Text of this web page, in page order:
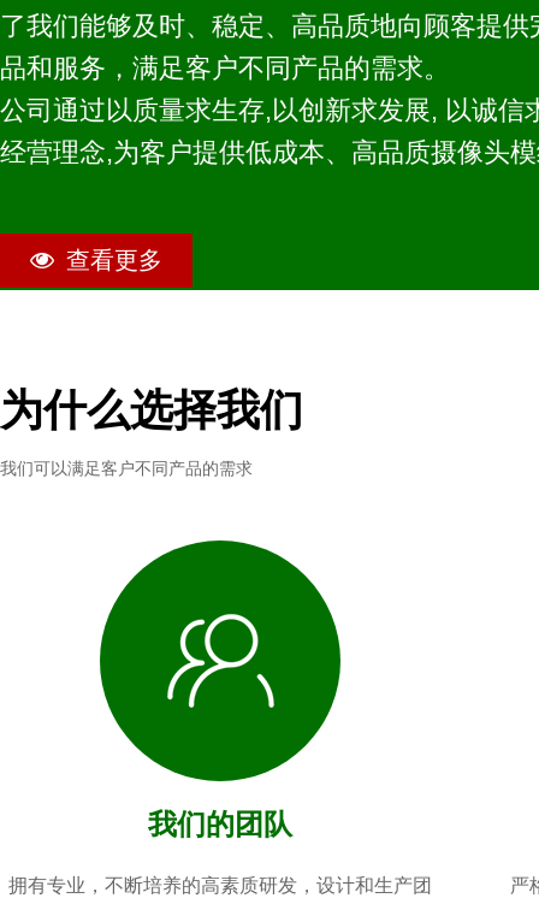
了我们能够及时、稳定、高品质地向顾客提供
品和服务，满足客户不同产品的需求。
公司通过以质量求生存,以创新求发展, 以诚信
经营理念,为客户提供低成本、高品质摄像头
查看更多
为什么选择我们
我们可以满足客户不同产品的需求
我们的团队
拥有专业，不断培养的高素质研发，设计和生产团 严